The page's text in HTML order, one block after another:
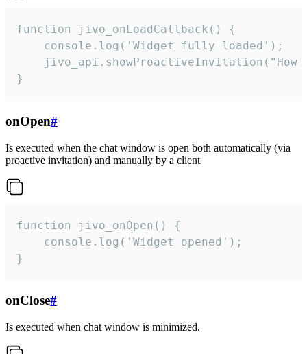
function jivo_onLoadCallback() {
    console.log('Widget fully loaded');
jivo_api.showProactiveInvitation("How
}
onOpen#
Is executed when the chat window is open both automatically (via
proactive invitation) and manually by a client
function jivo_onOpen() {
    console.log('Widget opened');
}
onClose#
Is executed when chat window is minimized.